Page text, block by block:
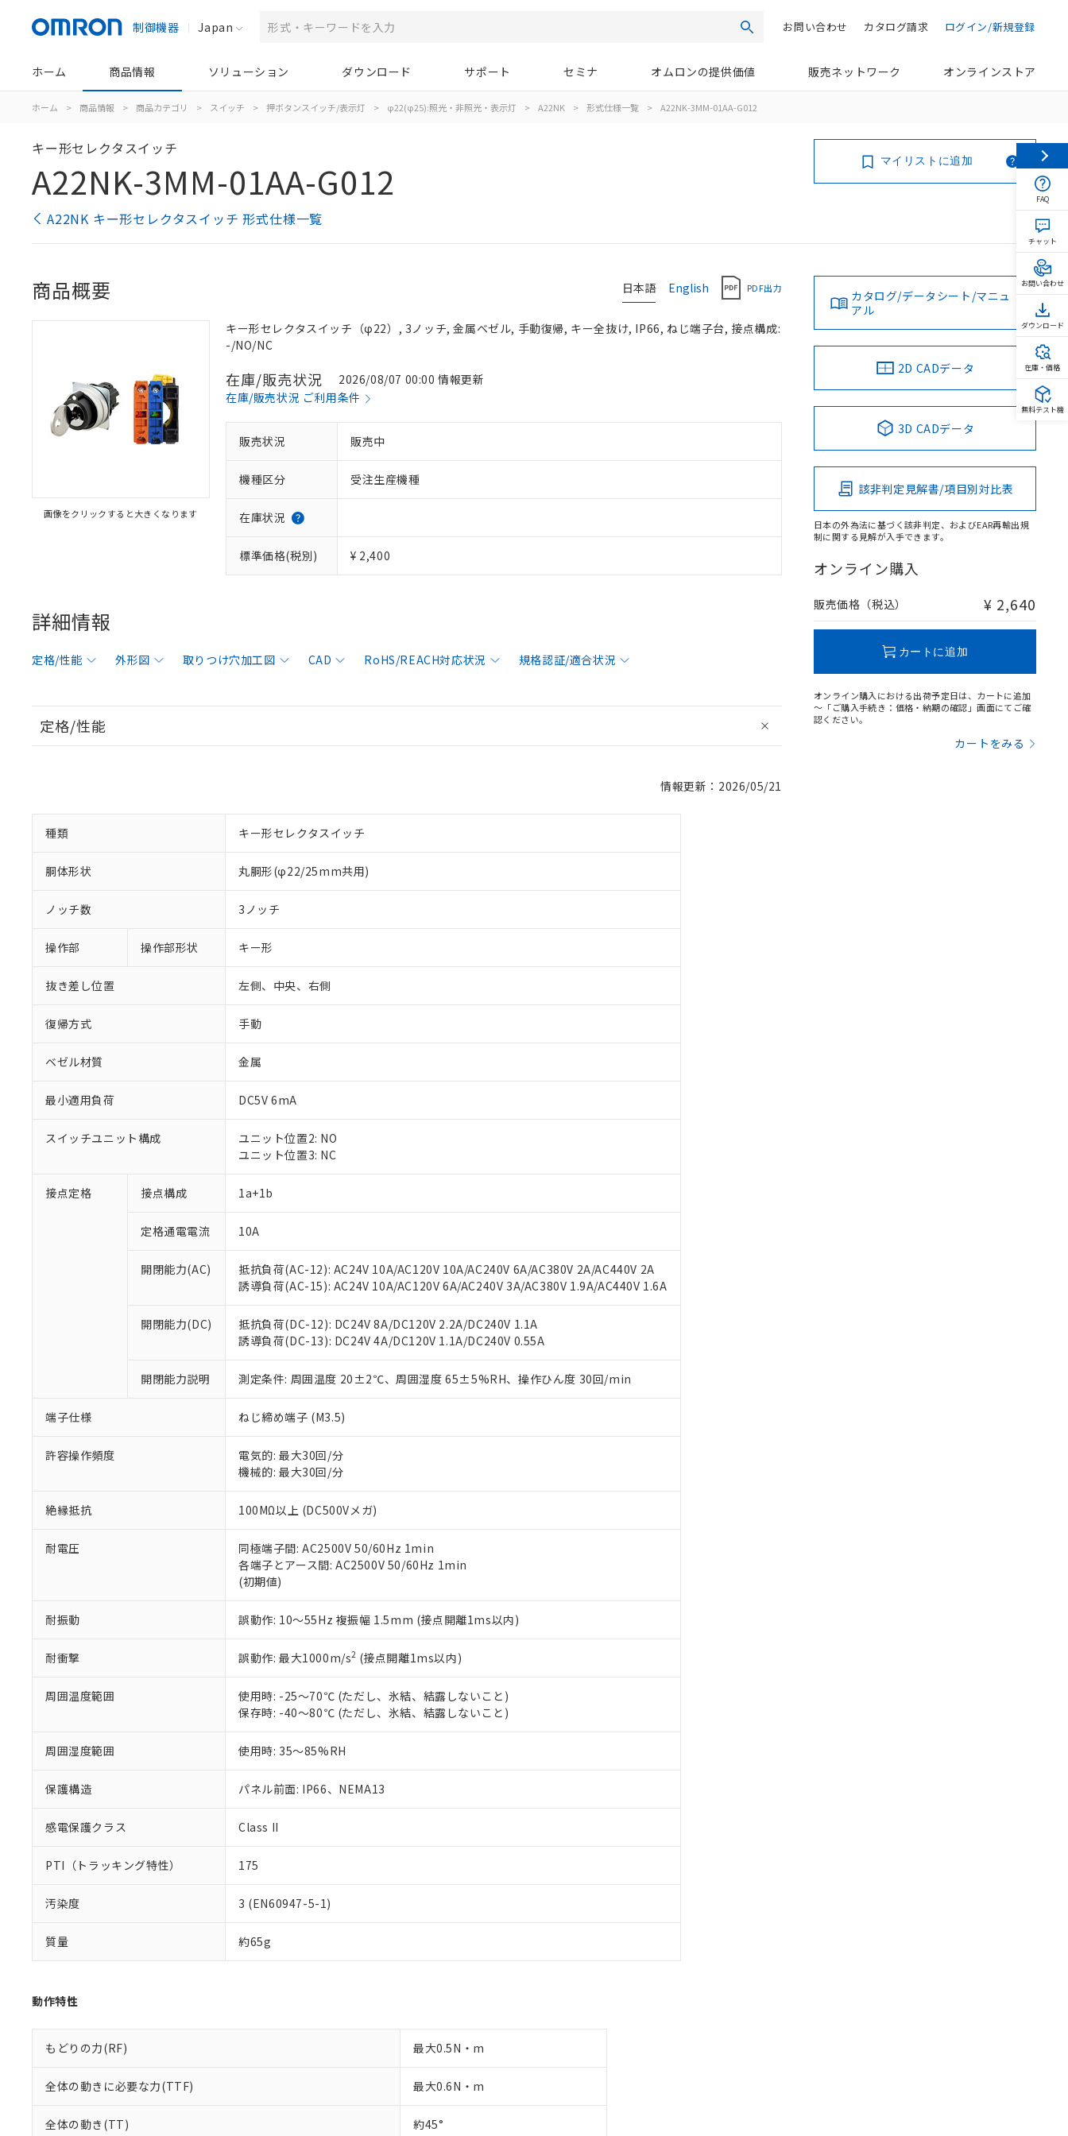
制御機器 Japan 検索 ログイン/新規登録
カタログ請求
お問い合わせ
ホーム 商品情報 ソリューション ダウンロード サポート セミナ オムロンの提供価値 販売ネットワーク オンラインストア
ホーム > 商品情報 > 商品カテゴリ > スイッチ > 押ボタンスイッチ/表示灯 > φ22(φ25):照光・非照光・表示灯 > A22NK > 形式仕様一覧 > A22NK-3MM-01AA-G012
キー形セレクタスイッチ
A22NK-3MM-01AA-G012
A22NK キー形セレクタスイッチ 形式仕様一覧
マイリストに追加
日本語 English PDF出力
商品概要
画像をクリックすると大きくなります
キー形セレクタスイッチ（φ22）, 3ノッチ, 金属ベゼル, 手動復帰, キー全抜け, IP66, ねじ端子台, 接点構成:
-/NO/NC
在庫/販売状況
2026/08/07 00:00 情報更新
在庫/販売状況 ご利用条件
販売状況 販売中
機種区分 受注生産機種
在庫状況
標準価格(税別) ¥ 2,400
詳細情報
定格/性能 外形図 取りつけ穴加工図 CAD RoHS/REACH対応状況 規格認証/適合状況
定格/性能
情報更新：2026/05/21
種類 キー形セレクタスイッチ
胴体形状 丸胴形(φ22/25mm共用)
ノッチ数 3ノッチ
操作部 操作部形状 キー形
抜き差し位置 左側、中央、右側
復帰方式 手動
ベゼル材質 金属
最小適用負荷 DC5V 6mA
スイッチユニット構成
ユニット位置2: NO
ユニット位置3: NC
接点定格 接点構成 1a+1b
定格通電電流 10A
開閉能力(AC)
抵抗負荷(AC-12): AC24V 10A/AC120V 10A/AC240V 6A/AC380V 2A/AC440V 2A
誘導負荷(AC-15): AC24V 10A/AC120V 6A/AC240V 3A/AC380V 1.9A/AC440V 1.6A
開閉能力(DC)
抵抗負荷(DC-12): DC24V 8A/DC120V 2.2A/DC240V 1.1A
誘導負荷(DC-13): DC24V 4A/DC120V 1.1A/DC240V 0.55A
開閉能力説明 測定条件: 周囲温度 20±2℃、周囲湿度 65±5%RH、操作ひん度 30回/min
端子仕様 ねじ締め端子 (M3.5)
許容操作頻度
電気的: 最大30回/分
機械的: 最大30回/分
絶縁抵抗 100MΩ以上 (DC500Vメガ)
耐電圧
同極端子間: AC2500V 50/60Hz 1min
各端子とアース間: AC2500V 50/60Hz 1min
(初期値)
耐振動 誤動作: 10～55Hz 複振幅 1.5mm (接点開離1ms以内)
耐衝撃 誤動作: 最大1000m/s2 (接点開離1ms以内)
周囲温度範囲
使用時: -25～70℃ (ただし、氷結、結露しないこと)
保存時: -40～80℃ (ただし、氷結、結露しないこと)
周囲湿度範囲 使用時: 35～85%RH
保護構造 パネル前面: IP66、NEMA13
感電保護クラス Class II
PTI（トラッキング特性） 175
汚染度 3 (EN60947-5-1)
質量 約65g
動作特性
もどりの力(RF) 最大0.5N・m
全体の動きに必要な力(TTF) 最大0.6N・m
全体の動き(TT) 約45°
カタログ/データシート/マニュ
アル
2D CADデータ
3D CADデータ
該非判定見解書/項目別対比表
日本の外為法に基づく該非判定、およびEAR再輸出規
制に関する見解が入手できます。
オンライン購入
販売価格（税込） ¥ 2,640
カートに追加
オンライン購入における出荷予定日は、カートに追加
～「ご購入手続き：価格・納期の確認」画面にてご確
認ください。
カートをみる
ご利用条件
本サービスは、当社制御機器事業取扱商品の当社在庫状況および標準価格(税抜)を提供させていただ
くものです。
当社制御機器事業取扱商品の中には、本サービスの対象外となる商品もあることをご了承ください。
在庫状況および標準価格照会結果は、記載している更新日時点での社内データに基づき作成されるも
のであり、閲覧された時点での実際の在庫および標準価格とは異なる場合があることをご了承くださ
い。
正式な納期状況および標準価格はお客様のお取引先、またはお客様担当のオムロン制御機器販売店・
オムロン制御機器販売店や当社販売拠点は「
在庫状況および標準価格結果を当社の事前の承諾なく第三者に漏洩または開示しないようお願いしま
マイパーツ機能（部品リスト作成サービス）をご利用いただくには、I-Webメンバーズにご登録され
ている必要があります。
お客様が当ウェブサイト上で当社にご登録された部品リストについて、当社および当社の共同利用者
が、当社の製品・サービスに関するお客様との取引・商談に必要な範囲で利用することをご了承くだ
※当社の共同利用者とは、 "個人情報の共同利用に関して"
いる法人を指します。
※1 対応状況
対応済み：EU RoHS指令（10物質）の非含有に対応した製品が提供可能な商品です。
対応予定：EU RoHS指令（10物質）の非含有に対応した製品に切り替える予定のある商品です。
対応予定なし：EU RoHS指令（10物質）の非含有に非対応の商品で、対応品を出す予定はありません。
調査・確認中：EU RoHS指令（10物質）の非含有の対応状況を調査中または確認中の商品です。
仕入先様の事情により、非含有部品としていたものが、含有品と判明した場合などやむを得ず変更すること
があります。
*EU RoHS指令（10物質）：
鉛(Pb) 1000ppm以下、 水銀(Hg) 1000ppm以下、 カドミウム(Cd) 100ppm以下、
フタル酸ビス(2-エチルヘキシル) (DEHP)(別名：DOP) 1000ppm以下、フタル酸ブチルベンジル（BBP） 1000ppm以下、フタル酸ジブチ
ル（DBP） 1000ppm以下、フタル酸ジイソブチル (DIBP) 1000ppm以下
但し、RoHS指令で産業用監視および制御機器に対する適用除外項目は除く。
フタル酸エステル類の４物質については閾値を超える意図的な使用がないことを確認しています。
※2 対応予定月
部品在庫の切り替え状況などにより、予定月が前後することがあります。
※3 非含有証明書ダウンロード
下記の非含有証明書をダウンロードすることができます。
EU RoHS指令（10物質）の非含有証明書
51物質の非含有証明書（当社基準）
また、RoHS指令のフタル酸エステル類４物質の対応では、対応完了までの期間は出荷製品に未対応品が
混在することから備考欄に対応日を記載しておりました。
既に当社にて対応品への在庫切替を完了していることから、特段のことがない限り、2022年1月12日よ
り割愛しております。
※1 中国RoHS○×表
「○」：最大均質材料含有率が中国RoHSの基準値以下であることを示します。
「×」：最大均質材料含有率が中国RoHSの基準値を超えていることを示します。
「－」：未確認です。当社販売部門へお問い合わせください。
*中国RoHS10物質の基準値 (GB/T26572)：
Pb(鉛) :1000ppm、 Hg(水銀) : 1000ppm、 Cd(カドミウム) : 100ppm、
Cr(Ⅵ)(六価クロム) : 1000ppm、 PBBs(ポリ臭化ビフェニル類) : 1000ppm、 PBDEs(ポリ臭化ジフェニルエーテル類) : 1000ppm、
DEHP(フタル酸ビス(2-エチルヘキシル)) : 1000ppm
※2 環境保護使用期限
「ｅ」：有害物質（10物質）のすべてが基準値以下であることを示します。
味します。
「－」：未確認です。当社販売部門へお問い合わせください。
当社は、これら貴社製品のうち、外国為替および外国貿易法に定める商品（以下｢規制貨物等」とい
う）を輸出または国外への提供する場合は、日本国政府の輸出許可(または役務取引許可)を取得する
などの必要な手続きをとります。
当社は規制貨物を破棄する場合は、完全に破砕するなど、違法に輸出されないよう必要な手段を講じ
ます。
当社は貴社製品を、核兵器、ミサイル、化学兵器、生物兵器またはその他武器並びにこれらの製造装
当社は、貴社製品を第三者に販売する場合は、上記1、2および3の内容を当該第三者に通知します。
また当社は、販売先および販売に係わる関係者が違法に輸出するおそれがある場合は、取り引きをい
たしません。
合意する
号
一定数以上の在庫あり
－
FAQ
チャット
お問い合わせ
ダウンロード
在庫・価格
無料テスト機